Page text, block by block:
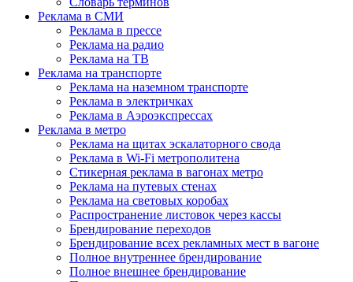
Реклама в СМИ
Реклама в прессе
Реклама на радио
Реклама на ТВ
Реклама на транспорте
Реклама на наземном транспорте
Реклама в электричках
Реклама в Аэроэкспрессах
Реклама в метро
Реклама на щитах эскалаторного свода
Реклама в Wi-Fi метрополитена
Стикерная реклама в вагонах метро
Реклама на путевых стенах
Реклама на световых коробах
Распространение листовок через кассы
Брендирование переходов
Брендирование всех рекламных мест в вагоне
Полное внутреннее брендирование
Полное внешнее брендирование